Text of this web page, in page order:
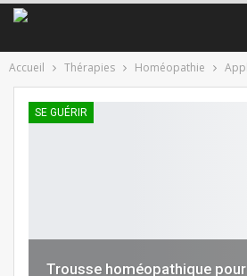
Accueil Thérapies Homéopathie
SE GUÉRIR
Trousse homéopathique